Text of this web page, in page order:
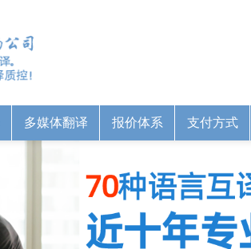
多媒体翻译 报价体系 支付方式